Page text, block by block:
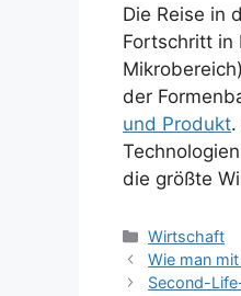
Die Reise in
Fortschritt in
der
und Produkt
die größte
Kategorien
Wirtschaft
Wie man
Second-